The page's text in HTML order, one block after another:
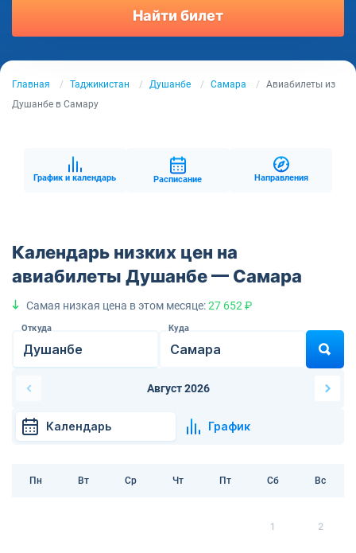
Найти билет
Главная Таджикистан Душанбе Самара
Авиабилеты из
Душанбе в Самару
График и календарь Расписание Направления
Календарь низких цен на
авиабилеты Душанбе — Самара
Самая низкая цена в этом месяце:27 652 ₽
Откуда Куда
Август 2026
Календарь График
Пн Вт Ср Чт Пт Сб Вс
1 2